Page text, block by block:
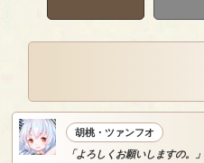
胡桃・ツァンフオ
「よろしくお願いしますの。」